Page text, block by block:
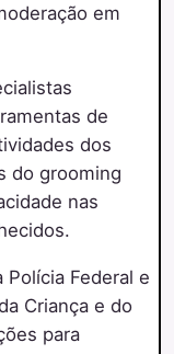
em
de
dos
do grooming
nas
Federal e
Criança e do
para